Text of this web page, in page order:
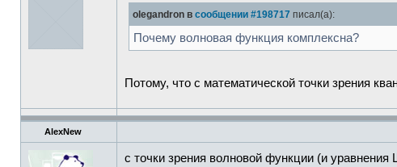
olegandron в сообщении #198717 писал(а):
Почему волновая функция комплексна?
Потому, что с математической точки зрения
AlexNew
с точки зрения волновой функции (и уравнения